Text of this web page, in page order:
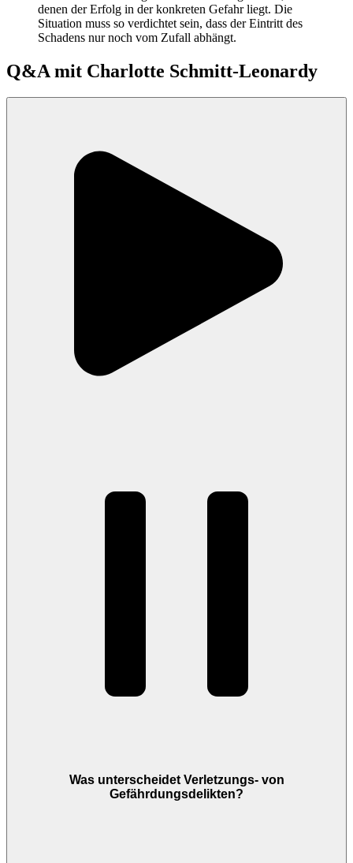
denen der Erfolg in der konkreten Gefahr liegt. Die
Situation muss so verdichtet sein, dass der Eintritt des
Schadens nur noch vom Zufall abhängt.
Q&A mit Charlotte Schmitt-Leonardy
Was unterscheidet Verletzungs- von
Gefährdungsdelikten?